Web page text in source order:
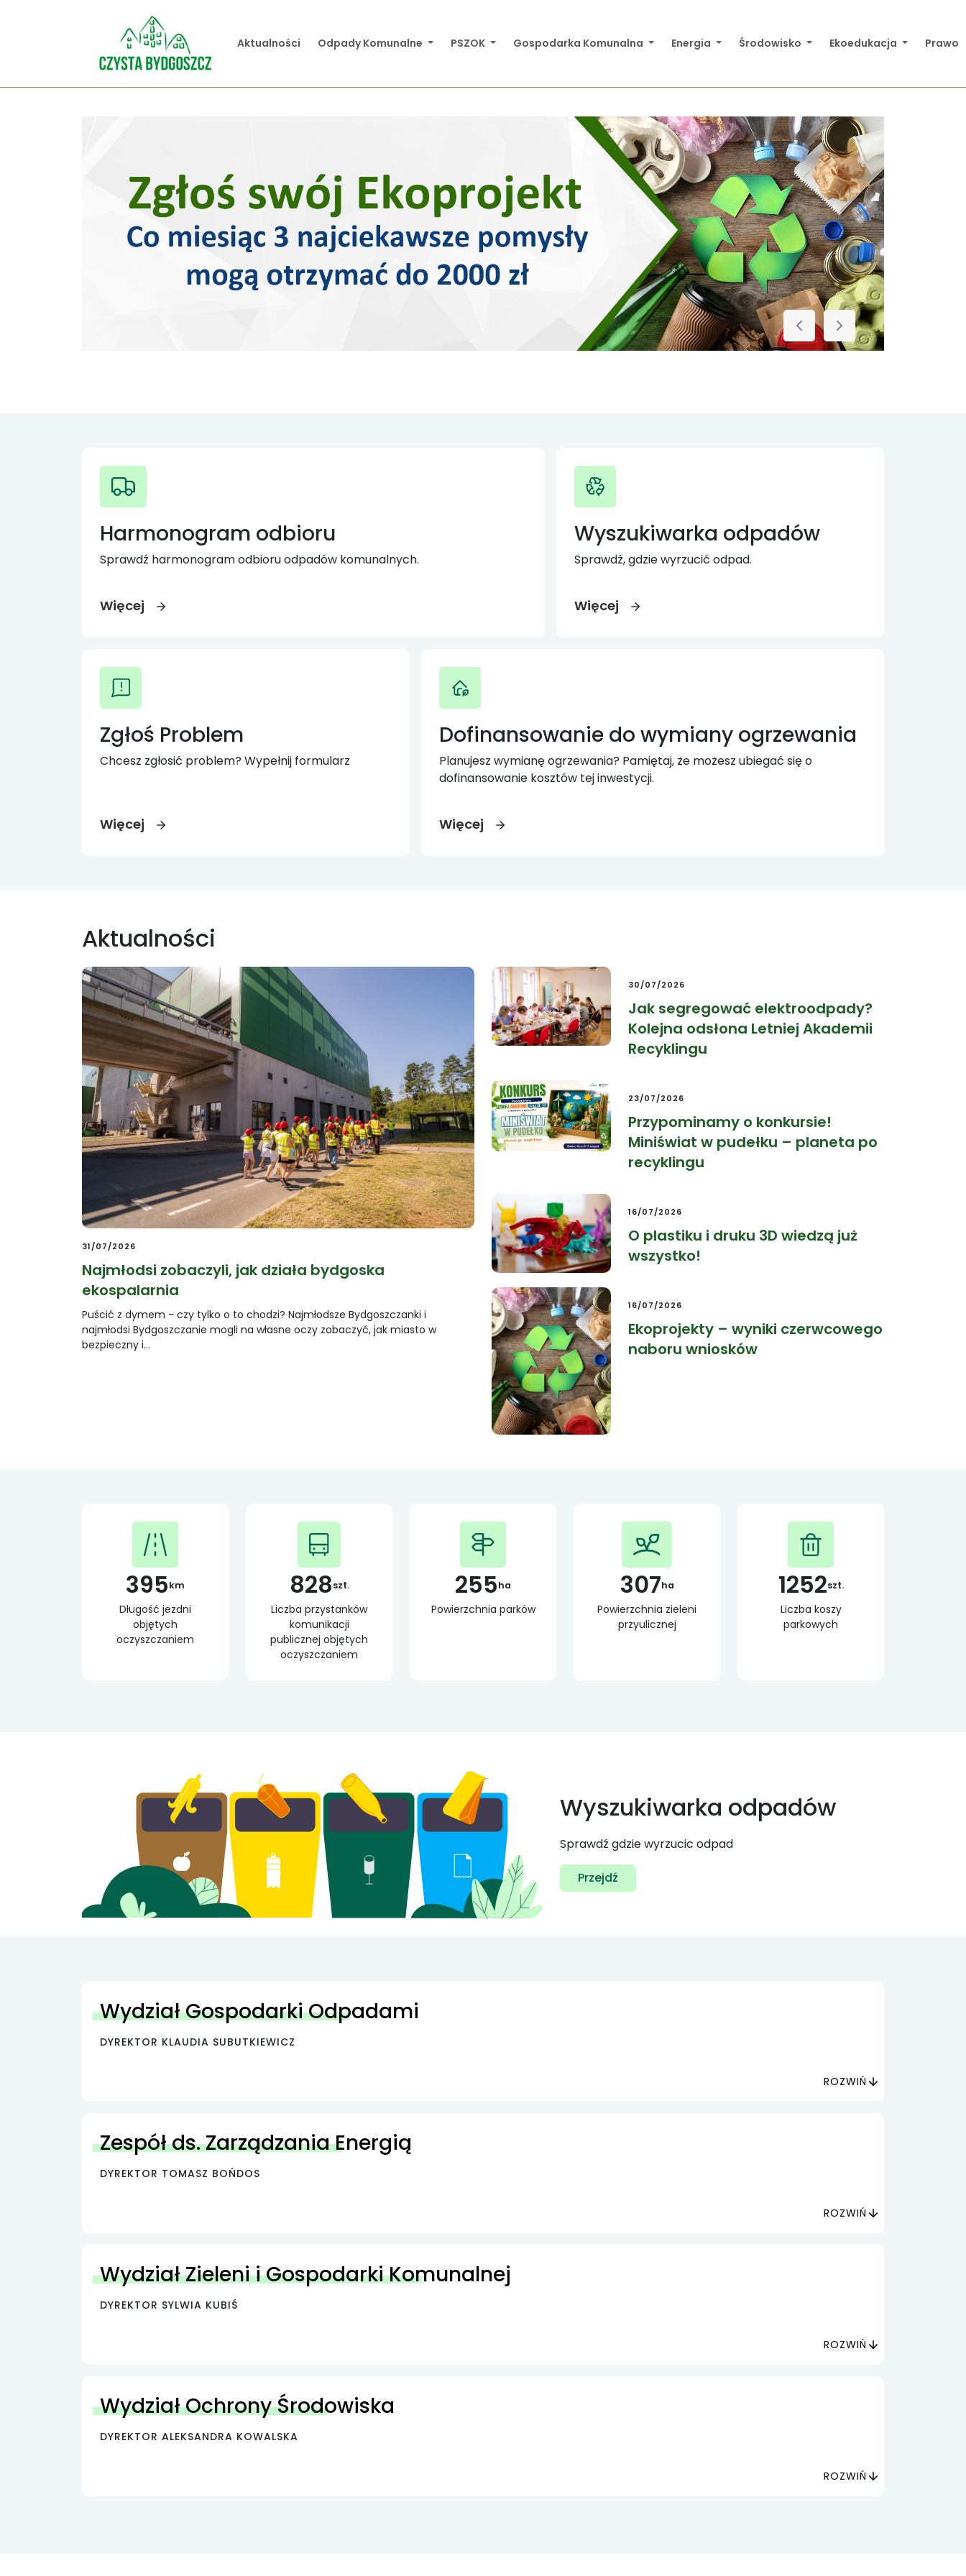
Aktualności Odpady Komunalne PSZOK Gospodarka Komunalna Energia Środowisko Ekoedukacja Prawo
Harmonogram odbioru
Sprawdź harmonogram odbioru odpadów komunalnych.
Więcej
Wyszukiwarka odpadów
Sprawdź, gdzie wyrzucić odpad.
Więcej
Zgłoś Problem
Chcesz zgłosić problem? Wypełnij formularz
Więcej
Dofinansowanie do wymiany ogrzewania
Planujesz wymianę ogrzewania? Pamiętaj, że możesz ubiegać się o
dofinansowanie kosztów tej inwestycji.
Więcej
Aktualności
31/07/2026
Najmłodsi zobaczyli, jak działa bydgoska
ekospalarnia
Puścić z dymem - czy tylko o to chodzi? Najmłodsze Bydgoszczanki i
najmłodsi Bydgoszczanie mogli na własne oczy zobaczyć, jak miasto w
bezpieczny i…
30/07/2026
Jak segregować elektroodpady?
Kolejna odsłona Letniej Akademii
Recyklingu
23/07/2026
Przypominamy o konkursie!
Miniświat w pudełku – planeta po
recyklingu
16/07/2026
O plastiku i druku 3D wiedzą już
wszystko!
16/07/2026
Ekoprojekty – wyniki czerwcowego
naboru wniosków
395km
Długość jezdni
objętych
oczyszczaniem
828szt.
Liczba przystanków
komunikacji
publicznej objętych
oczyszczaniem
255ha
Powierzchnia parków
307ha
Powierzchnia zieleni
przyulicznej
1252szt.
Liczba koszy
parkowych
Wyszukiwarka odpadów
Sprawdź gdzie wyrzucic odpad
Przejdź
Wydział Gospodarki Odpadami
DYREKTOR KLAUDIA SUBUTKIEWICZ
ROZWIŃ
Zespół ds. Zarządzania Energią
DYREKTOR TOMASZ BOŃDOS
ROZWIŃ
Wydział Zieleni i Gospodarki Komunalnej
DYREKTOR SYLWIA KUBIŚ
ROZWIŃ
Wydział Ochrony Środowiska
DYREKTOR ALEKSANDRA KOWALSKA
ROZWIŃ